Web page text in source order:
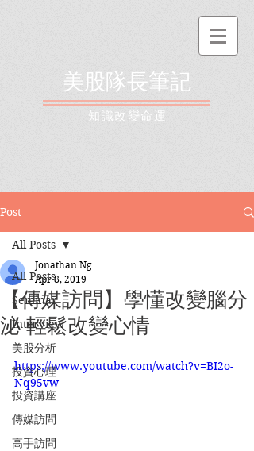
美股隊長筆記
​知識改變命運
Post
All Posts
Seminar
Interview
美股分析
投資心理
投資講座
傳媒訪問
高手訪問
All Posts
【傳媒訪問】學懂改變腦分
泌 輕鬆改變心情
Jonathan Ng
Apr 8, 2019
https://www.youtube.com/watch?v=BI2o-
Nq95vw